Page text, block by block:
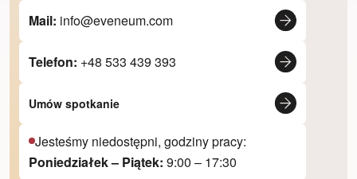
Mail: info@eveneum.com
Telefon: +48 533 439 393
Umów spotkanie
Jesteśmy niedostępni, godziny pracy:
Poniedziałek – Piątek: 9:00 – 17:30